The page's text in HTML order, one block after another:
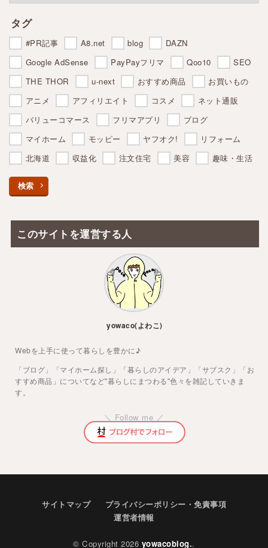
タグ
#PR記事 A8.net blog
DAZN
Google AdSense
PayPayフリマ Qoo10
SEO
THE THOR
u-next おすすめ商品
お買いもの
アニメ
アフィリエイト コスメ
ネット通販
バリューコマース
フリマアプリ
ブログ
マイホーム
モッピー ヤフオク!
リフォーム
北海道
収益化 注文住宅 美容 趣味・生活
検索
このサイトを運営する人
yowaco(よわこ)
Webを上手に使って暮らしを豊かに♪
「ブログ」「マイホーム探し」「暮らしのアイデア」「サブスク」「お
すすめ商品」についてなど"暮らしにまつわる"色々を雑記していきま
す。
＼ Follow me ／
サイトマップ
プライバシーポリシー・免責事項
運営者情報
© Copyright 2026 yowacoblog..